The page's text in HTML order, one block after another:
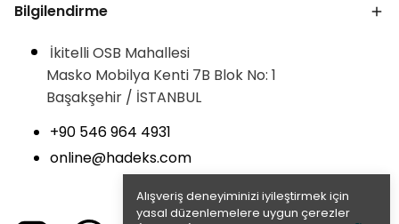
Alışveriş deneyiminizi iyileştirmek için
yasal düzenlemelere uygun çerezler
Bilgilendirme
İkitelli OSB Mahallesi
Masko Mobilya Kenti 7B Blok No: 1
Başakşehir / İSTANBUL
+90 546 964 4931
online@hadeks.com